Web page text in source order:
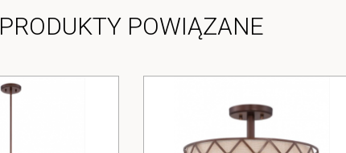
PRODUKTY POWIĄZANE